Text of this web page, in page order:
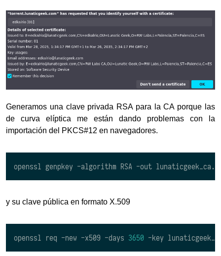
Generamos una clave privada RSA para la CA porque las
de curva elíptica me están dando problemas con la
importación del PKCS#12 en navegadores.
y su clave pública en formato X.509
openssl req -new -x509 -days 3650